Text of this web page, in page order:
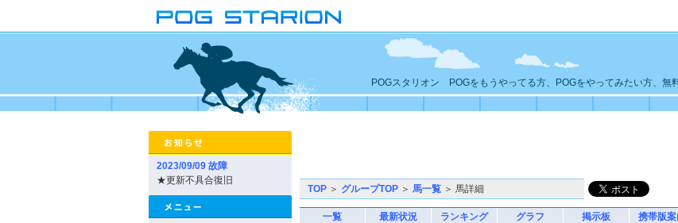
POGスタリオン POGをもうやってる方、POGをやってみたい方、無
2023/09/09 故障
★更新不具合復旧
TOP ＞ グループTOP ＞ 馬一覧 ＞ 馬詳細
一覧 最新状況 ランキング グラフ 掲示板 携帯版